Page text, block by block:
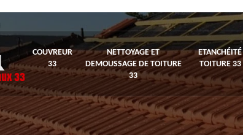
COUVREUR
33
NETTOYAGE ET
DEMOUSSAGE DE TOITURE
33
ETANCHÉITÉ
TOITURE 33